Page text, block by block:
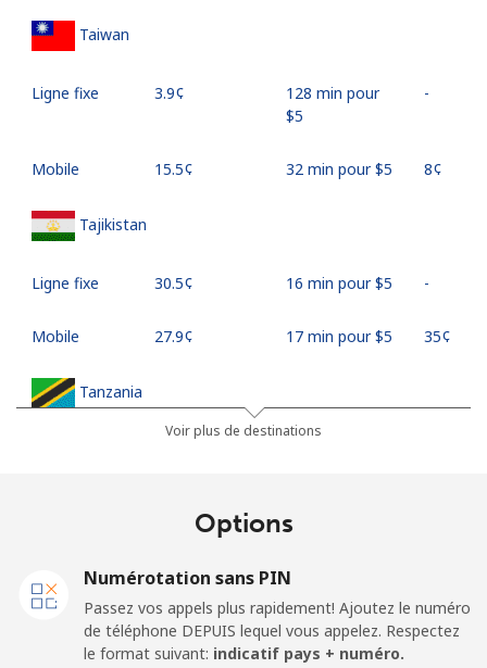
Taiwan
Ligne fixe ⁦3.9¢⁩
128 min pour
⁦$5⁩
-
Mobile ⁦15.5¢⁩ 32 min pour ⁦$5⁩ ⁦8¢⁩
Tajikistan
Ligne fixe ⁦30.5¢⁩ 16 min pour ⁦$5⁩ -
Mobile ⁦27.9¢⁩ 17 min pour ⁦$5⁩ ⁦35¢⁩
Tanzania
Ligne fixe ⁦3.9¢⁩
128 min pour
⁦$5⁩
-
Voir plus de destinations
Options
Numérotation sans PIN
Passez vos appels plus rapidement! Ajoutez le numéro
de téléphone DEPUIS lequel vous appelez. Respectez
le format suivant: indicatif pays + numéro.